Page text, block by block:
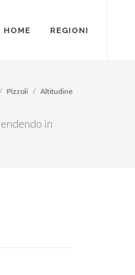
HOME REGIONI
in
Pizzoli Altitudine